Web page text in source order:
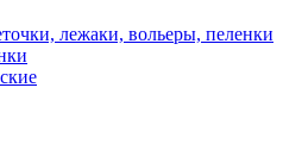
лежаки, вольеры, пеленки